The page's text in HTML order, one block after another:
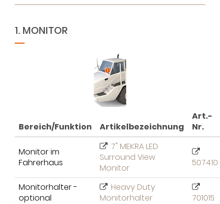
1. MONITOR
Bereich/Funktion Artikelbezeichnung
Art.-
Nr.
Monitor im
Fahrerhaus
7" MEKRA LED
Surround View
Monitor
507410
Monitorhalter -
optional
Heavy Duty
Monitorhalter
701015